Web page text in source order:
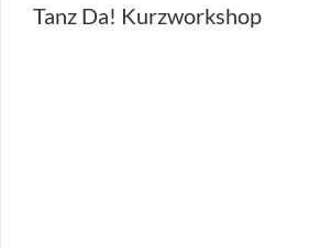
Tanz Da! Kurzworkshop